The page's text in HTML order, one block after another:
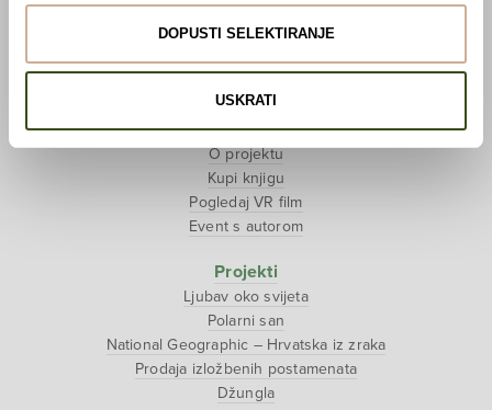
DOPUSTI SELEKTIRANJE
USKRATI
O nama
Lovci sakupljači
O projektu
Kupi knjigu
Pogledaj VR film
Event s autorom
Projekti
Ljubav oko svijeta
Polarni san
National Geographic – Hrvatska iz zraka
Prodaja izložbenih postamenata
Džungla